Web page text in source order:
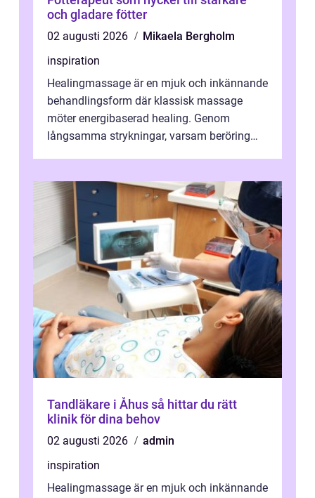
och gladare fötter
02 augusti 2026
Mikaela Bergholm
inspiration
Healingmassage är en mjuk och inkännande
behandlingsform där klassisk massage
möter energibaserad healing. Genom
långsamma strykningar, varsam beröring
Tandläkare i Åhus så hittar du rätt
klinik för dina behov
02 augusti 2026
admin
inspiration
Healingmassage är en mjuk och inkännande